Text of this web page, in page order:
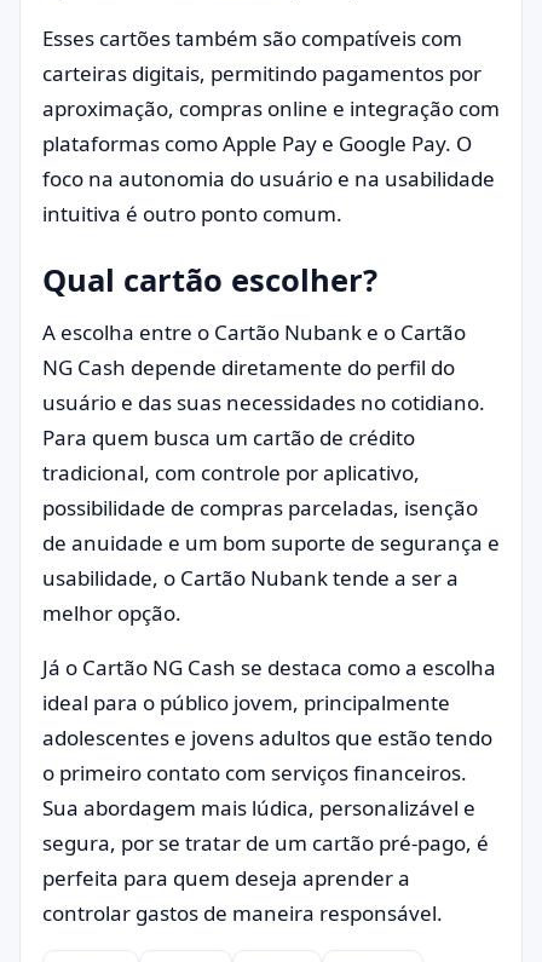
Esses cartões também são compatíveis com
carteiras digitais, permitindo pagamentos por
aproximação, compras online e integração com
plataformas como Apple Pay e Google Pay. O
foco na autonomia do usuário e na usabilidade
intuitiva é outro ponto comum.
Qual cartão escolher?
A escolha entre o Cartão Nubank e o Cartão
NG Cash depende diretamente do perfil do
usuário e das suas necessidades no cotidiano.
Para quem busca um cartão de crédito
tradicional, com controle por aplicativo,
possibilidade de compras parceladas, isenção
de anuidade e um bom suporte de segurança e
usabilidade, o Cartão Nubank tende a ser a
melhor opção.
Já o Cartão NG Cash se destaca como a escolha
ideal para o público jovem, principalmente
adolescentes e jovens adultos que estão tendo
o primeiro contato com serviços financeiros.
Sua abordagem mais lúdica, personalizável e
segura, por se tratar de um cartão pré-pago, é
perfeita para quem deseja aprender a
controlar gastos de maneira responsável.